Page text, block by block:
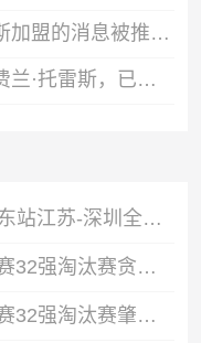
阿斯报：阿森纳官宣吉马良斯加盟的消息被推迟，球员已加入训练中
记者：阿森纳正在评估引进费兰·托雷斯，已经询问了球员情况
08月07日CBA夏季联赛启东站江苏-深圳全场录像
08月04日佛山西甲足球联赛32强淘汰赛贪玩游戏VS美的薪火全场录像
08月04日佛山西甲足球联赛32强淘汰赛肇庆恒骏成VS三七互娱全场录像